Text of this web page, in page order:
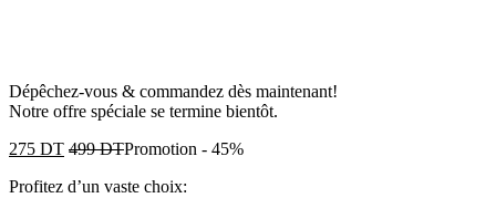
Dépêchez-vous & commandez dès maintenant!
Notre offre spéciale se termine bientôt.
275 DT 499DTPromotion - 45%
Profitez d’un vaste choix: